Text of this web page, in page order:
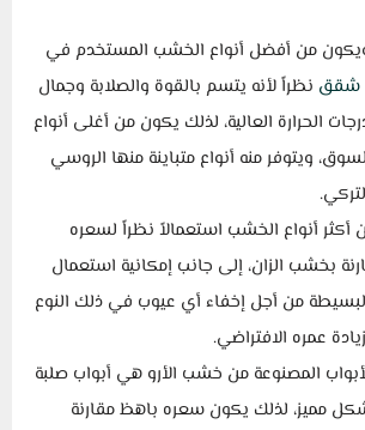
من أفضل أنواع الخشب المستخدم في
شقق نظراً لأنه يتسم بالقوة والصلابة وجمال
الحرارة العالية، لذلك يكون من أغلى أنواع
ويتوفر منه أنواع متباينة منها الروسي
أنواع الخشب استعمالاً نظراً لسعره
بخشب الزان، إلى جانب إمكانية استعمال
من أجل إخفاء أي عيوب في ذلك النوع
عمره الافتراضي.
المصنوعة من خشب الأرو هي أبواب صلبة
مميز، لذلك يكون سعره باهظ مقارنة